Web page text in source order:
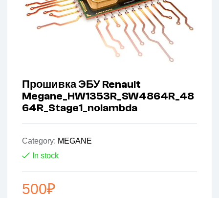
Прошивка ЭБУ Renault
Megane_HW1353R_SW4864R_48
64R_Stage1_nolambda
Category: MEGANE
In stock
500₽